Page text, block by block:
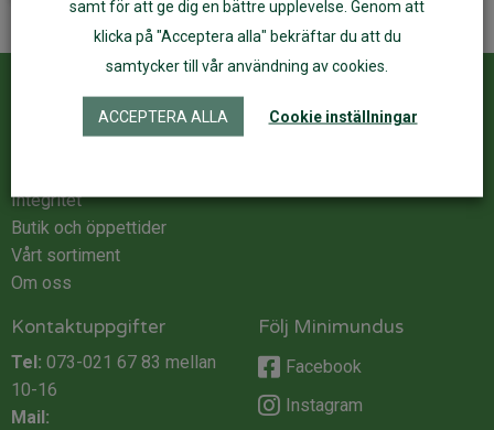
Kundservice
Integritet
Butik och öppettider
Vårt sortiment
Om oss
ÅF Login
Kontaktuppgifter
Tel: 073-021 67 83 mellan
10-16
Mail:
Följ Minimundus
Facebook
Instagram
samt för att ge dig en bättre upplevelse. Genom att
klicka på "Acceptera alla" bekräftar du att du
samtycker till vår användning av cookies.
ACCEPTERA ALLA Cookie inställningar